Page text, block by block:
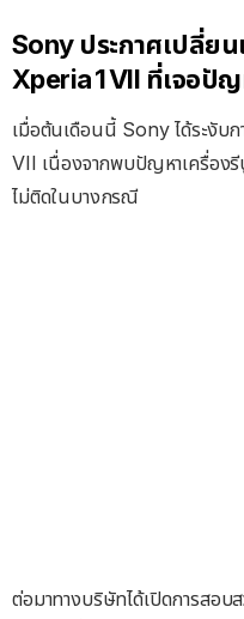
Sony ประกาศเปลี่ย
Xperia 1 VII ที่เจอปั
เมื่อต้นเดือนนี้ Sony ได้ระงับก
VII เนื่องจากพบปัญหาเครื่องรี
ไม่ติดในบางกรณี
ต่อมาทางบริษัทได้เปิดการสอบ